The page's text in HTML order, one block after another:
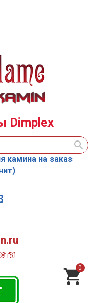
Dimplex
камина на заказ
0